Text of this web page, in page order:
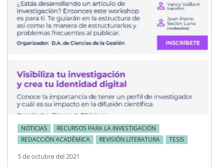
NOTICIAS
RECURSOS PARA LA INVESTIGACIÓN
REDACCIÓN ACADÉMICA
REVISIÓN LITERATURA TESIS
5 de octubre del 2021